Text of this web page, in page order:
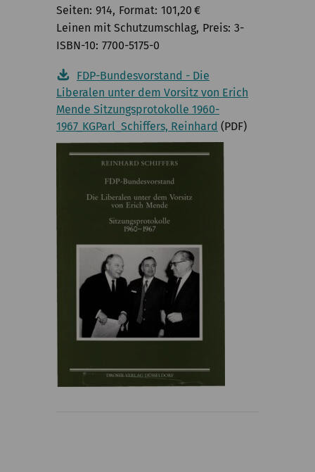
Seiten 914 Format
Leinen mit Schutzumschlag Preis
101,20 €
ISBN-10
3-
7700-5175-0
FDP-Bundesvorstand - Die
Liberalen unter dem Vorsitz von Erich
Mende Sitzungsprotokolle 1960-
1967_KGParl_Schiffers, Reinhard (PDF)